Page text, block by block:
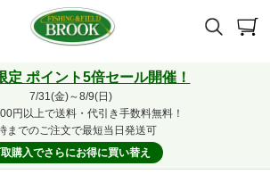
定 ポイント5倍セール開催！
7/31(金)～8/9(日)
円以上で送料・代引き手数料無料！
までのご注文で最短当日発送可
購入でさらにお得に買い替え